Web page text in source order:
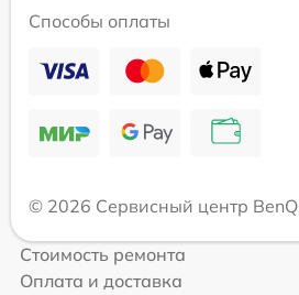
Способы оплаты
© 2026 Сервисный центр BenQ
Стоимость ремонта
Оплата и доставка